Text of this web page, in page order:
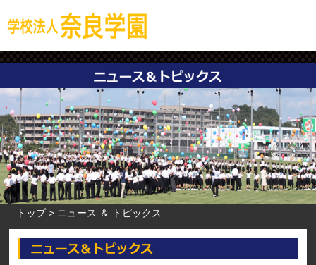
トップ ニュース ＆ トピックス